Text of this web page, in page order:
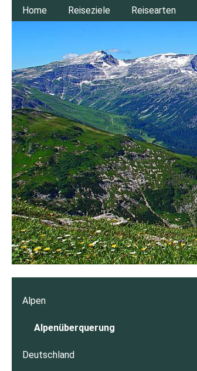
Home Reiseziele Reisearten
Alpen
Alpenüberquerung
Deutschland